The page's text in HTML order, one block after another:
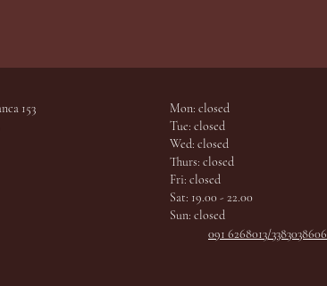
153
Mon: closed
Tue: closed
Wed: closed
Thurs: closed
Fri: closed
Sat: 19.00 - 22.00
Sun: closed
091 6268013/3383038606